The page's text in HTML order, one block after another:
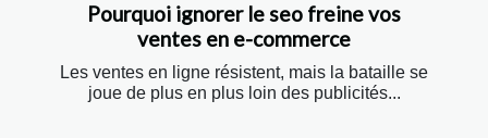
Pourquoi ignorer le seo freine vos
ventes en e-commerce
Les ventes en ligne résistent, mais la bataille se
joue de plus en plus loin des publicités...